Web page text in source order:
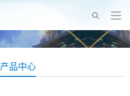
产品中心